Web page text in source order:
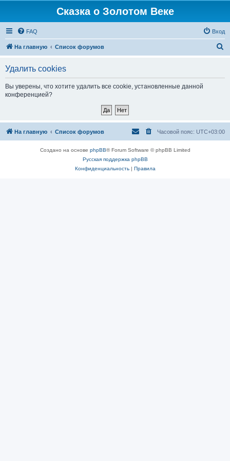
Сказка о Золотом Веке
FAQ Вход
На главную Список форумов
Удалить cookies
Вы уверены, что хотите удалить все cookie, установленные данной
конференцией?
На главную Список форумов Часовой пояс: UTC+03:00
Создано на основе phpBB® Forum Software © phpBB Limited
Русская поддержка phpBB
Конфиденциальность| Правила